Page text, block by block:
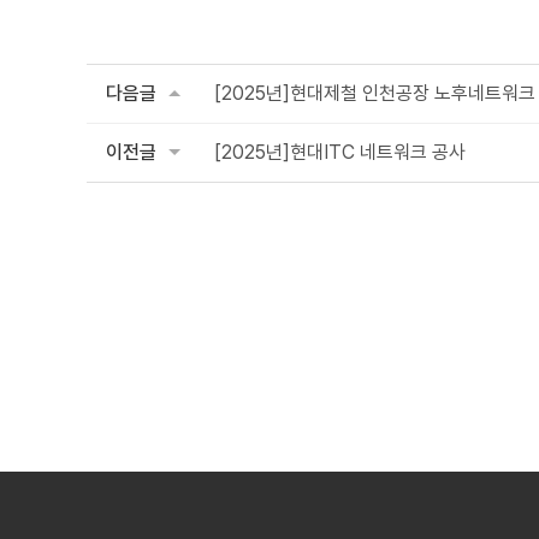
다음글 [2025년]현대제철 인천공장 노후네트워크
이전글 [2025년]현대ITC 네트워크 공사